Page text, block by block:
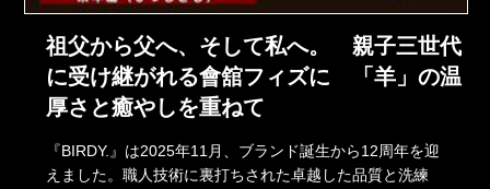
祖父から父へ、そして私へ。 親子三世代
に受け継がれる會舘フィズに 「羊」の温
厚さと癒やしを重ねて
『BIRDY.』は2025年11月、ブランド誕生から12周年を迎
えました。職人技術に裏打ちされた卓越した品質と洗練